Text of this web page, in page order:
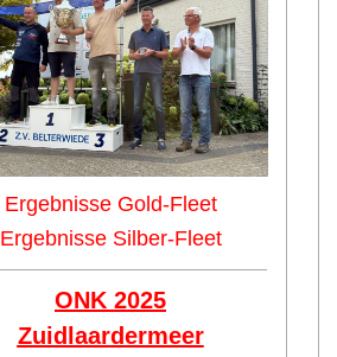
Ergebnisse Gold-Fleet
Ergebnisse Silber-Fleet
ONK 2025
Zuidlaardermeer